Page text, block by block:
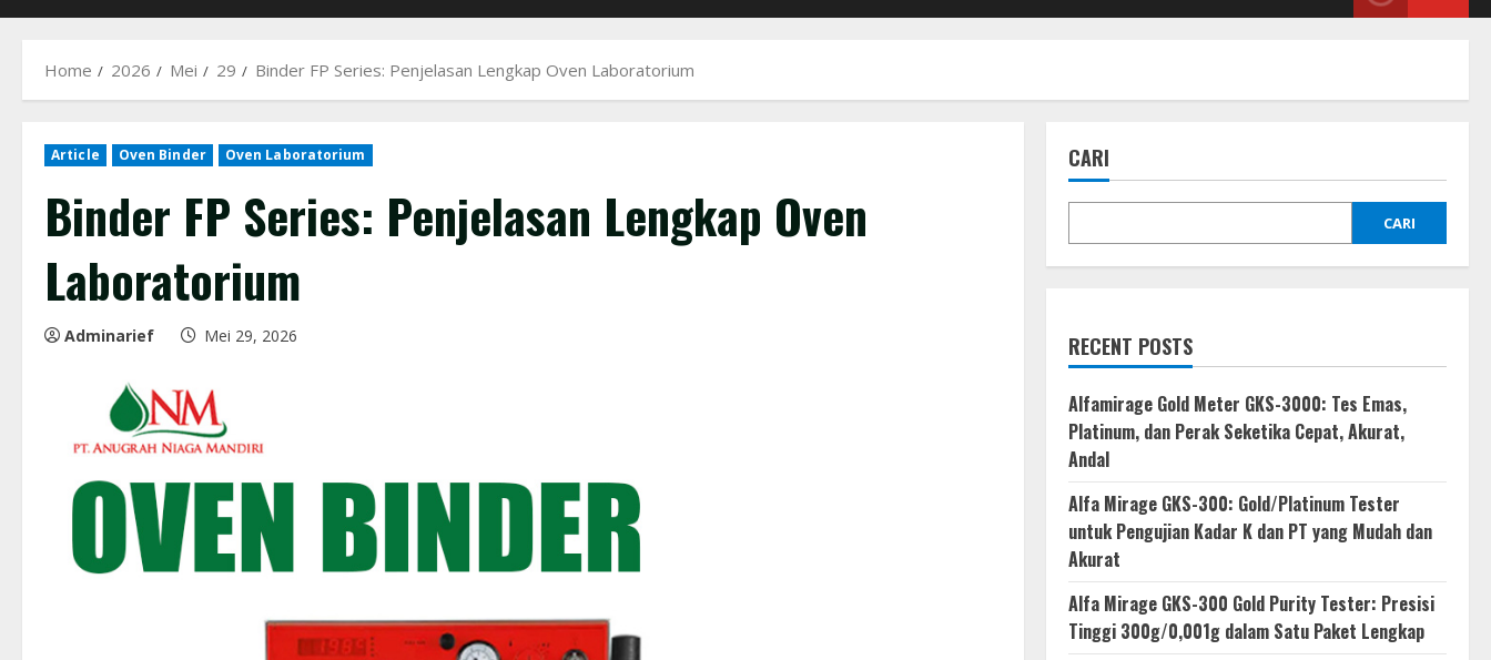
Home 2026 Mei 29 Binder FP Series: Penjelasan Lengkap Oven Laboratorium
Article Oven Binder Oven Laboratorium
Binder FP Series: Penjelasan Lengkap Oven
Laboratorium
Adminarief Mei 29, 2026
CARI
CARI
RECENT POSTS
Alfamirage Gold Meter GKS-3000: Tes Emas,
Platinum, dan Perak Seketika Cepat, Akurat,
Andal
Alfa Mirage GKS-300: Gold/Platinum Tester
untuk Pengujian Kadar K dan PT yang Mudah dan
Akurat
Alfa Mirage GKS-300 Gold Purity Tester: Presisi
Tinggi 300g/0,001g dalam Satu Paket Lengkap